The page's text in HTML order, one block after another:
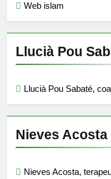
Web islam
Llucià Pou
Llucià Pou Sabaté,
Nieves Acosta
Nieves Acosta,